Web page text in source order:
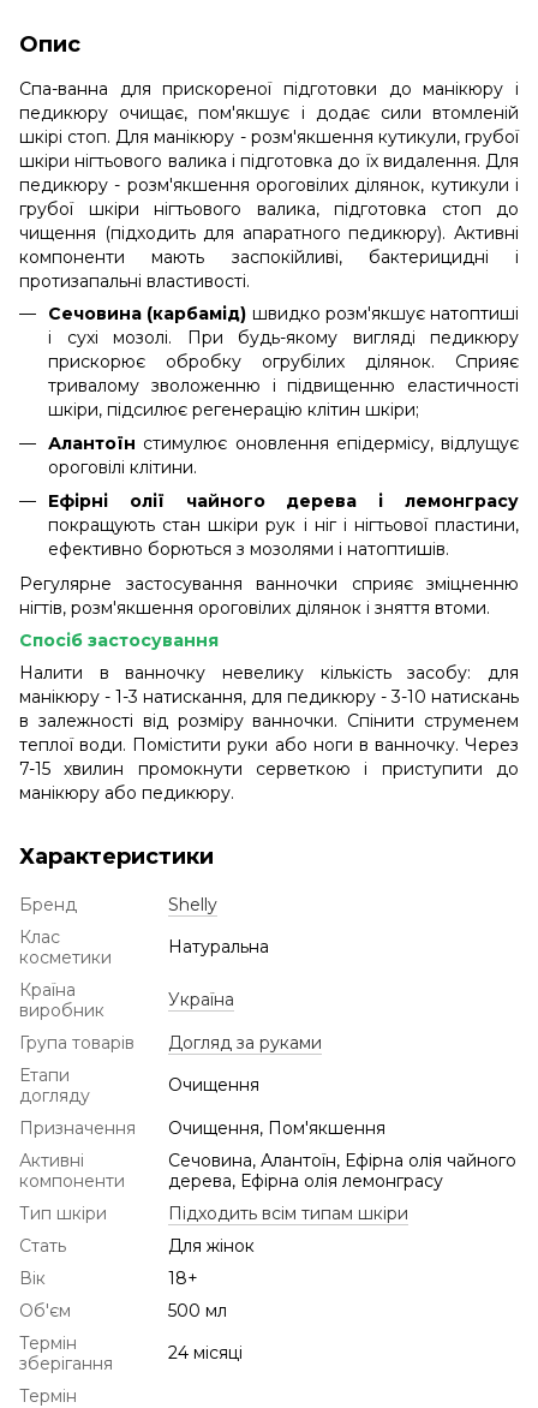
Опис
Спа-ванна для прискореної підготовки до манікюру і
педикюру очищає, пом'якшує і додає сили втомленій
шкірі стоп. Для манікюру - розм'якшення кутикули, грубої
шкіри нігтьового валика і підготовка до їх видалення. Для
педикюру - розм'якшення ороговілих ділянок, кутикули і
грубої шкіри нігтьового валика, підготовка стоп до
чищення (підходить для апаратного педикюру). Активні
компоненти мають заспокійливі, бактерицидні і
протизапальні властивості.
Сечовина (карбамід) швидко розм'якшує натоптиші
і сухі мозолі. При будь-якому вигляді педикюру
прискорює обробку огрубілих ділянок. Сприяє
тривалому зволоженню і підвищенню еластичності
шкіри, підсилює регенерацію клітин шкіри;
Алантоїн стимулює оновлення епідермісу, відлущує
ороговілі клітини.
Ефірні олії чайного дерева і лемонграсу
покращують стан шкіри рук і ніг і нігтьової пластини,
ефективно борються з мозолями і натоптишів.
Регулярне застосування ванночки сприяє зміцненню
нігтів, розм'якшення ороговілих ділянок і зняття втоми.
Спосіб застосування
Налити в ванночку невелику кількість засобу: для
манікюру - 1-3 натискання, для педикюру - 3-10 натискань
в залежності від розміру ванночки. Спінити струменем
теплої води. Помістити руки або ноги в ванночку. Через
7-15 хвилин промокнути серветкою і приступити до
манікюру або педикюру.
Характеристики
Бренд
Shelly
Клас
косметики
Натуральна
Країна
виробник
Україна
Група товарів
Догляд за руками
Етапи
догляду
Очищення
Призначення
Очищення, Пом'якшення
Активні
компоненти
Сечовина, Алантоїн, Ефірна олія чайного
дерева, Ефірна олія лемонграсу
Тип шкіри
Підходить всім типам шкіри
Стать
Для жінок
Вік
18+
Об'єм
500 мл
Термін
зберігання
24 місяці
Термін